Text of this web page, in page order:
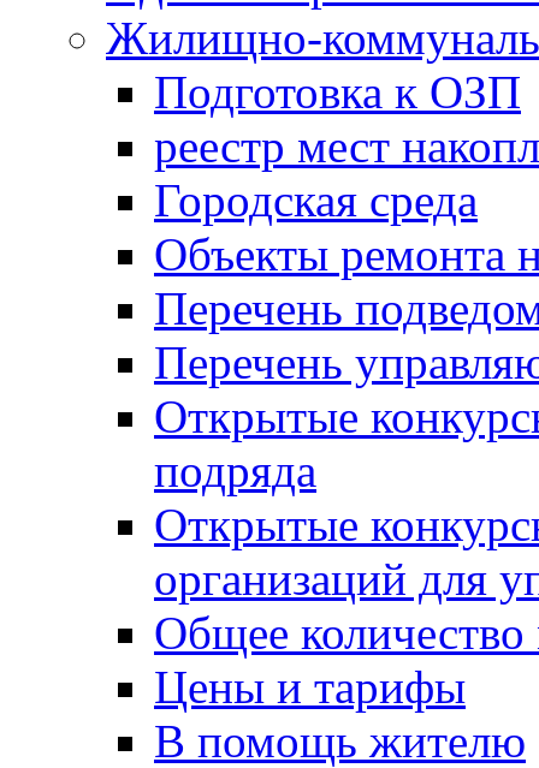
Жилищно-
Подготовка к ОЗП
реестр мест
Городская среда
Объекты ремонта
Перечень
Перечень
Открытые
подряда
Открытые
организаций для
Общее
Цены и тарифы
В помощь жителю